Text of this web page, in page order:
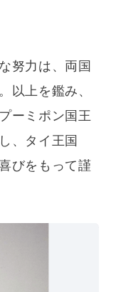
努力は、両国
以上を鑑み、
ーミポン国王
、タイ王国
びをもって謹